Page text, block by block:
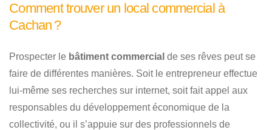
Comment trouver un local commercial à
Cachan ?
Prospecter le bâtiment commercial de ses rêves peut se
faire de différentes manières. Soit le entrepreneur effectue
lui-même ses recherches sur internet, soit fait appel aux
responsables du développement économique de la
collectivité, ou il s’appuie sur des professionnels de